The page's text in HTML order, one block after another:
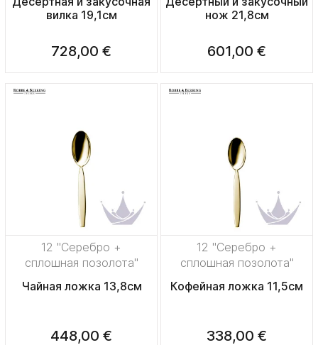
вилка 19,1см
728,00 €
нож 21,8см
601,00 €
12 "Серебро +
сплошная позолота"
Чайная ложка 13,8см
448,00 €
12 "Серебро +
сплошная позолота"
Кофейная ложка 11,5см
338,00 €